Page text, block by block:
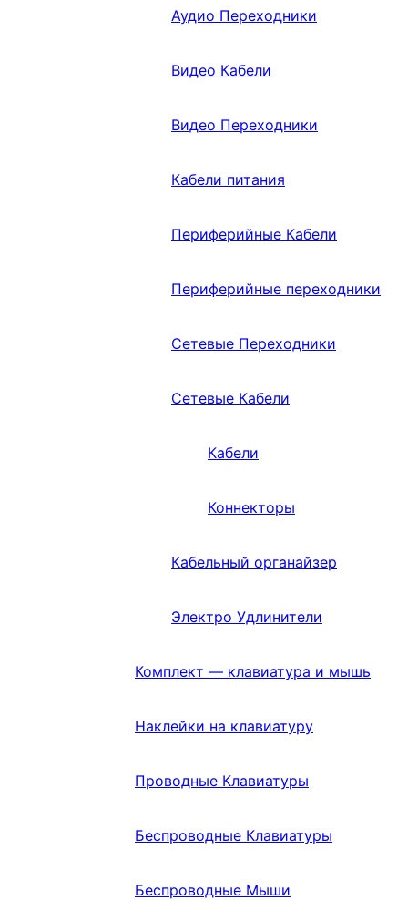
Аудио Переходники
Видео Кабели
Видео Переходники
Кабели питания
Периферийные Кабели
Периферийные переходники
Сетевые Переходники
Сетевые Кабели
Кабели
Коннекторы
Кабельный органайзер
Электро Удлинители
Комплект — клавиатура и мышь
Наклейки на клавиатуру
Проводные Клавиатуры
Беспроводные Клавиатуры
Беспроводные Мыши